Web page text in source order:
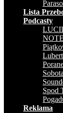
Lista
Podcasty
Spod
Reklama